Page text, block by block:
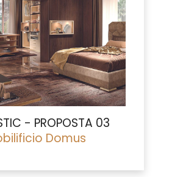
- PROPOSTA 03
Domus